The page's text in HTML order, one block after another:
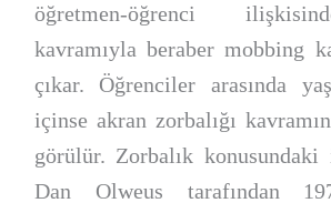
öğretmen-öğrenci
kavramıyla beraber mobbing
çıkar. Öğrenciler arasında
içinse akran zorbalığı
görülür. Zorbalık konusundaki
Dan Olweus tarafından